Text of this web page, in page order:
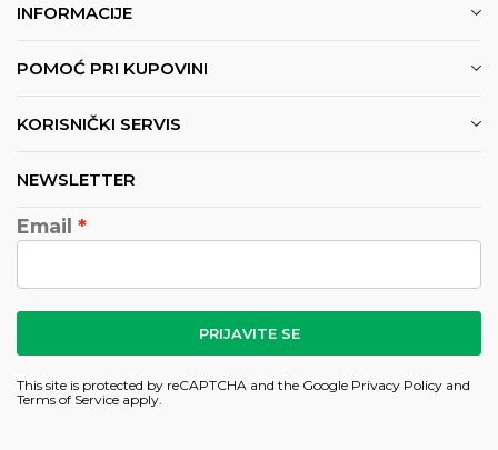
INFORMACIJE
POMOĆ PRI KUPOVINI
KORISNIČKI SERVIS
NEWSLETTER
Email
PRIJAVITE SE
This site is protected by reCAPTCHA and the Google Privacy Policy and
Terms of Service apply.